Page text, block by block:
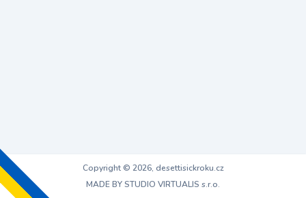
Copyright © 2026, desettisickroku.cz
MADE BY STUDIO VIRTUALIS s.r.o.